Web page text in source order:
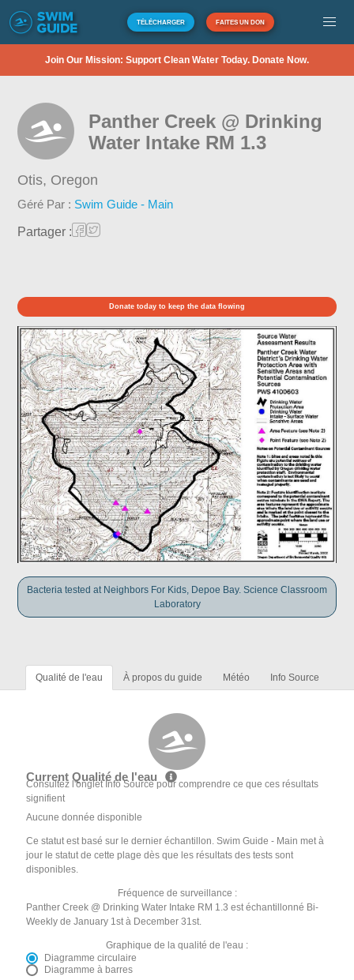
TÉLÉCHARGER FAITES UN DON
Join Our Mission: Support Clean Water Today. Donate Now.
Panther Creek @ Drinking
Water Intake RM 1.3
Otis, Oregon
Géré Par : Swim Guide - Main
Partager :
Donate today to keep the data flowing
Bacteria tested at Neighbors For Kids, Depoe Bay. Science Classroom
Laboratory
Qualité de l'eau À propos du guide Météo Info Source
Current Qualité de l'eau
Consultez l'onglet Info Source pour comprendre ce que ces résultats
signifient
Aucune donnée disponible
Ce statut est basé sur le dernier échantillon. Swim Guide - Main met à
jour le statut de cette plage dès que les résultats des tests sont
disponibles.
Fréquence de surveillance :
Panther Creek @ Drinking Water Intake RM 1.3 est échantillonné Bi-
Weekly de January 1st à December 31st.
Graphique de la qualité de l'eau :
Diagramme circulaire
Diagramme à barres